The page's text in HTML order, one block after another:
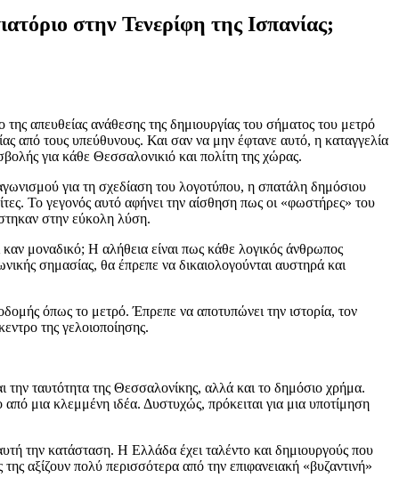
στην Τενερίφη της Ισπανίας;
απευθείας ανάθεσης της δημιουργίας του σήματος του μετρό
από τους υπεύθυνους. Και σαν να μην έφτανε αυτό, η καταγγελία
για κάθε Θεσσαλονικιό και πολίτη της χώρας.
για τη σχεδίαση του λογοτύπου, η σπατάλη δημόσιου
Το γεγονός αυτό αφήνει την αίσθηση πως οι «φωστήρες» του
στην εύκολη λύση.
καν μοναδικό; Η αλήθεια είναι πως κάθε λογικός άνθρωπος
σημασίας, θα έπρεπε να δικαιολογούνται αυστηρά και
όπως το μετρό. Έπρεπε να αποτυπώνει την ιστορία, τον
της γελοιοποίησης.
την ταυτότητα της Θεσσαλονίκης, αλλά και το δημόσιο χρήμα.
μια κλεμμένη ιδέα. Δυστυχώς, πρόκειται για μια υποτίμηση
την κατάσταση. Η Ελλάδα έχει ταλέντο και δημιουργούς που
αξίζουν πολύ περισσότερα από την επιφανειακή «βυζαντινή»